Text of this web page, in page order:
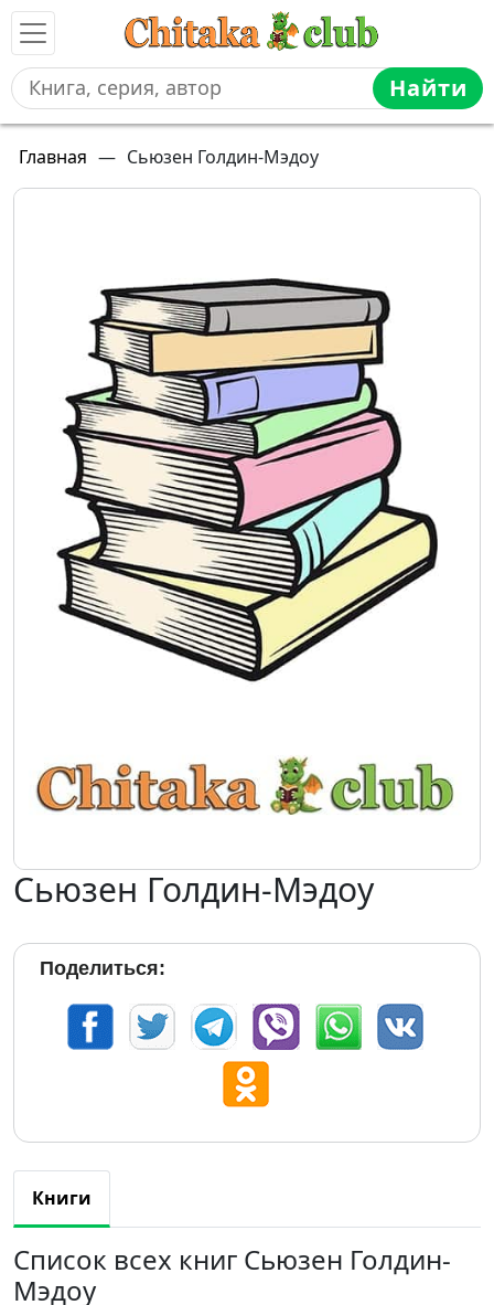
Найти
Главная — Сьюзен Голдин-Мэдоу
Сьюзен Голдин-Мэдоу
Поделиться:
Книги
Список всех книг Сьюзен Голдин-
Мэдоу